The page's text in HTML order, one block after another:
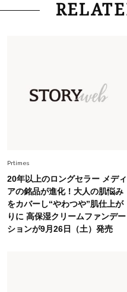
Lifestyle
「お若いです
慣！「金運ア
は？」
Fashion
白黒でもこん
ップス×パン
Prtimes
20年以上のロングセラー メディ
アの銘品が進化！大人の肌悩み
をカバーし“やわつや”肌仕上が
りに 高保湿クリームファンデー
ションが9月26日（土）発売